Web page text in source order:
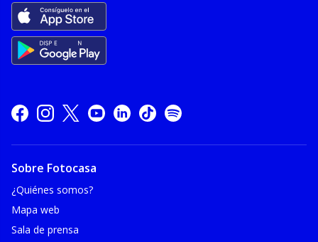
Sobre Fotocasa
¿Quiénes somos?
Mapa web
Sala de prensa